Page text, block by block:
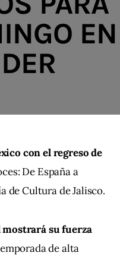
EN
con el regreso de
De España a
de Cultura de Jalisco.
mostrará su fuerza
de alta